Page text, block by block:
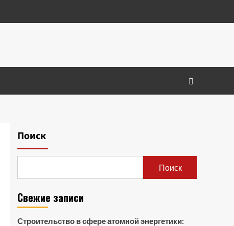
Поиск
Поиск
Свежие записи
Строительство в сфере атомной энергетики: